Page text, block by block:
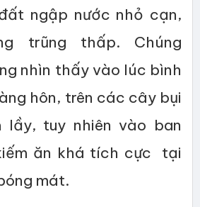
ngập nước nhỏ cạn,
trũng thấp. Chúng
nhìn thấy vào lúc bình
hôn, trên các cây bụi
lầy, tuy nhiên vào ban
ăn khá tích cực tại
mát.